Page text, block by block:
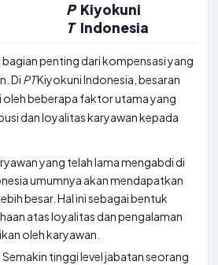
P
T
Kiyokuni
Indonesia
penting dari kompensasi yang
Di PTKiyokuni Indonesia, besaran
oleh beberapa faktor utama yang
dan loyalitas karyawan kepada
yang telah lama mengabdi di
umumnya akan mendapatkan
besar. Hal ini sebagai bentuk
atas loyalitas dan pengalaman
oleh karyawan.
Semakin tinggi level jabatan seorang